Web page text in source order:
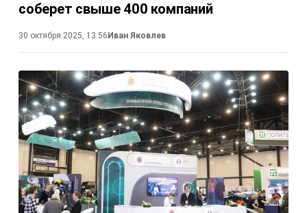
соберет свыше 400 компаний
30 октября 2025, 13:56 Иван Яковлев